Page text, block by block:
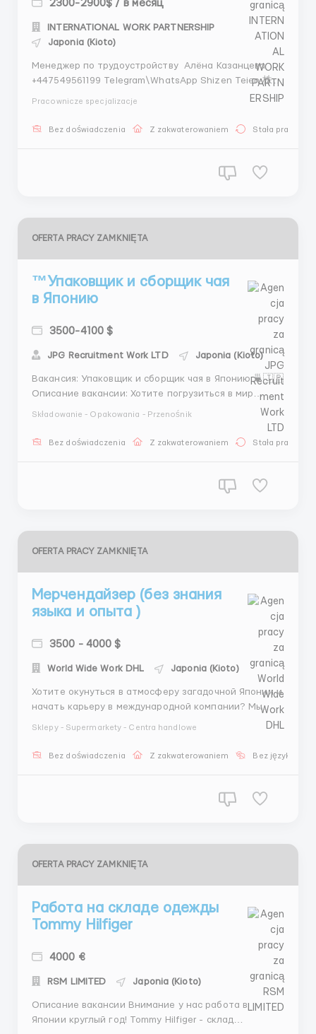
2300-2900$ / в месяц
INTERNATIONAL WORK PARTNERSHIP
Japonia (Kioto)
Менеджер по трудоустройству Алёна Казанцева
+447549561199 Telegram\WhatsApp Shizen Teien 株式
специализируемся на создании и уходе за
Pracownicze specjalizacje
Bez doświadczenia Z zakwaterowaniem Stała praca
OFERTA PRACY ZAMKNIĘTA
™Упаковщик и сборщик чая
в Японию
3500-4100 $
JPG Recruitment Work LTD Japonia (Kioto)
Вакансия: Упаковщик и сборщик чая в Японию 🍵🇯🇵
Описание вакансии: Хотите погрузиться в мир
японской культуры и стать частью увлекательного
процесса производства одного из самых известных
чая в мире? Компания Sakura Tea Co. предлагает
Składowanie - Opakowania - Przenośnik
Bez doświadczenia Z zakwaterowaniem Stała praca
OFERTA PRACY ZAMKNIĘTA
Мерчендайзер (без знания
языка и опыта )
3500 - 4000 $
World Wide Work DHL Japonia (Kioto)
Хотите окунуться в атмосферу загадочной Японии и
начать карьеру в международной компании? Мы
для работы в Киото. Мы предоставляем: *
Sklepy - Supermarkety - Centra handlowe
Bez doświadczenia Z zakwaterowaniem Bez języka
OFERTA PRACY ZAMKNIĘTA
Работа на складе одежды
Tommy Hilfiger
4000 €
RSM LIMITED Japonia (Kioto)
Описание вакансии Внимание у нас работа в
Японии круглый год! Tommy Hilfiger - склад